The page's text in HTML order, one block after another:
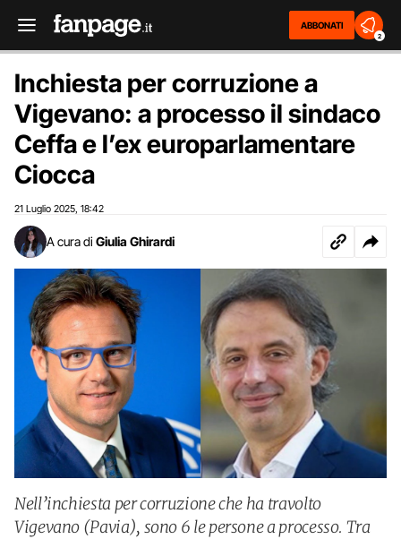
ABBONATI
2
Inchiesta per corruzione a
Vigevano: a processo il sindaco
Ceffa e l’ex europarlamentare
Ciocca
21 Luglio 2025 18:42
A cura di Giulia Ghirardi
Nell’inchiesta per corruzione che ha travolto
Vigevano (Pavia), sono 6 le persone a processo. Tra